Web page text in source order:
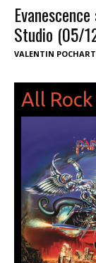
Studio (05/
VALENTIN POCHART